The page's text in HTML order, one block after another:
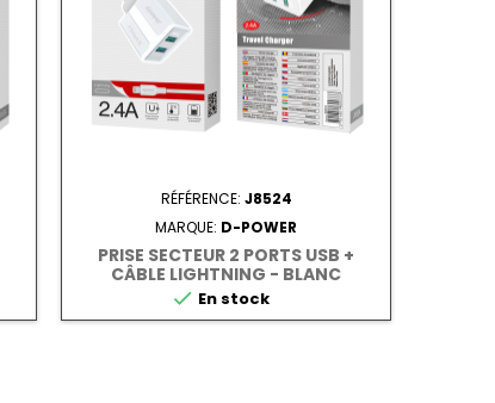
RÉFÉRENCE: J8524
MARQUE: D-POWER
PRISE SECTEUR 2 PORTS USB +
CÂBLE LIGHTNING - BLANC
 En stock